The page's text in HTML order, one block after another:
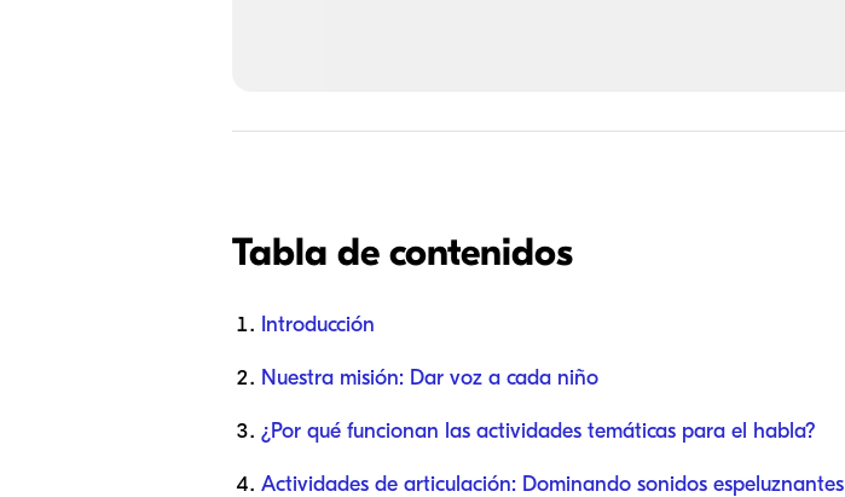
Tabla de contenidos
Introducción
Nuestra misión: Dar voz a cada niño
¿Por qué funcionan las actividades temáticas para el habla?
Actividades de articulación: Dominando sonidos espeluznantes